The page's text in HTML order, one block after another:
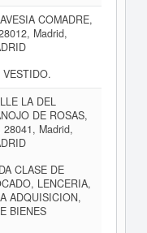
COMADRE,
Madrid,
LA DEL
DE ROSAS,
28041, Madrid,
CLASE DE
LENCERIA,
ADQUISICION,
BIENES